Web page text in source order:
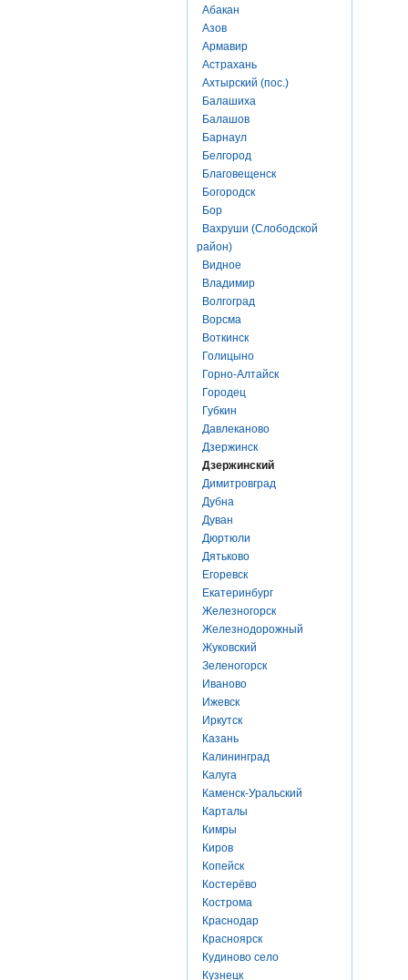
Абакан
Азов
Армавир
Астрахань
Ахтырский (пос.)
Балашиха
Балашов
Барнаул
Белгород
Благовещенск
Богородск
Бор
Вахруши (Слободской
район)
Видное
Владимир
Волгоград
Ворсма
Воткинск
Голицыно
Горно-Алтайск
Городец
Губкин
Давлеканово
Дзержинск
Дзержинский
Димитровград
Дубна
Дуван
Дюртюли
Дятьково
Егоревск
Екатеринбург
Железногорск
Железнодорожный
Жуковский
Зеленогорск
Иваново
Ижевск
Иркутск
Казань
Калининград
Калуга
Каменск-Уральский
Карталы
Кимры
Киров
Копейск
Костерёво
Кострома
Краснодар
Красноярск
Кудиново село
Кузнецк